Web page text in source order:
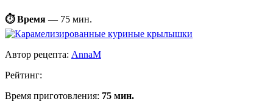
⏱ Время — 75 мин.
Автор рецепта: AnnaM
Рейтинг:
Время приготовления: 75 мин.